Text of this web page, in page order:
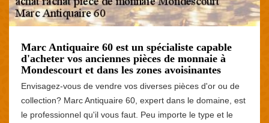
Marc Antiquaire 60 est un spécialiste capable
d'acheter vos anciennes pièces de monnaie à
Mondescourt et dans les zones avoisinantes
Envisagez-vous de vendre vos diverses pièces d'or ou de
collection? Marc Antiquaire 60, expert dans le domaine, est
le professionnel qu'il vous faut. Peu importe le type et le